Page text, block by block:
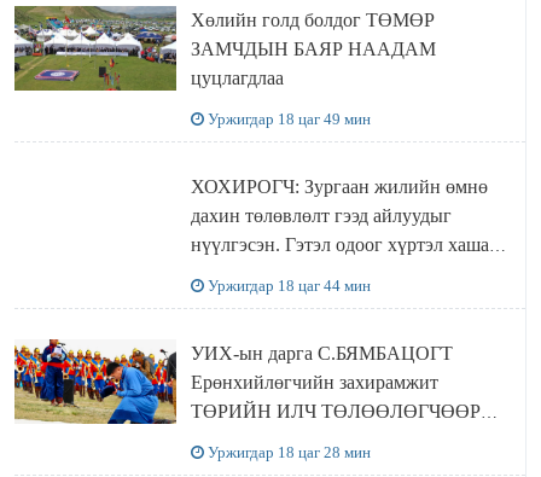
Хөлийн голд болдог ТӨМӨР
ЗАМЧДЫН БАЯР НААДАМ
цуцлагдлаа
Уржигдар 18 цаг 49 мин
ХОХИРОГЧ: Зургаан жилийн өмнө
дахин төлөвлөлт гээд айлуудыг
нүүлгэсэн. Гэтэл одоог хүртэл хашаа
Уржигдар 18 цаг 44 мин
УИХ-ын дарга С.БЯМБАЦОГТ
Ерөнхийлөгчийн захирамжит
ТӨРИЙН ИЛЧ ТӨЛӨӨЛӨГЧӨӨР
Уржигдар 18 цаг 28 мин